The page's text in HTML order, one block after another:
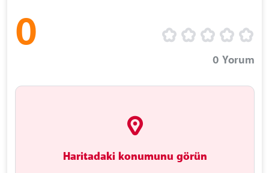
0
0 Yorum
Haritadaki konumunu görün